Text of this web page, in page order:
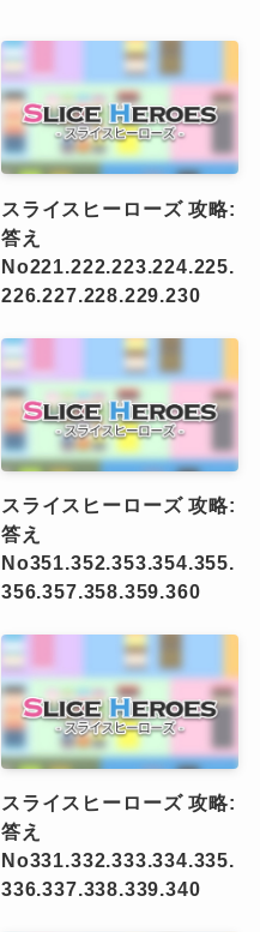
スライスヒーローズ 攻略:
答え
No221.222.223.224.225.
226.227.228.229.230
スライスヒーローズ 攻略:
答え
No351.352.353.354.355.
356.357.358.359.360
スライスヒーローズ 攻略:
答え
No331.332.333.334.335.
336.337.338.339.340